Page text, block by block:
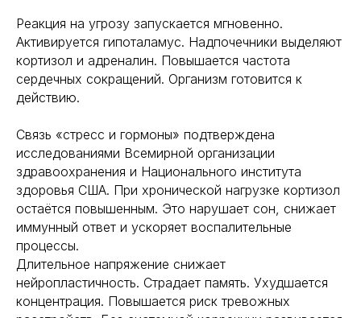
Реакция на угрозу запускается мгновенно.
Активируется гипоталамус. Надпочечники выделяют
кортизол и адреналин. Повышается частота
сердечных сокращений. Организм готовится к
действию.
Связь «стресс и гормоны» подтверждена
исследованиями Всемирной организации
здравоохранения и Национального института
здоровья США. При хронической нагрузке кортизол
остаётся повышенным. Это нарушает сон, снижает
иммунный ответ и ускоряет воспалительные
процессы.
Длительное напряжение снижает
нейропластичность. Страдает память. Ухудшается
концентрация. Повышается риск тревожных